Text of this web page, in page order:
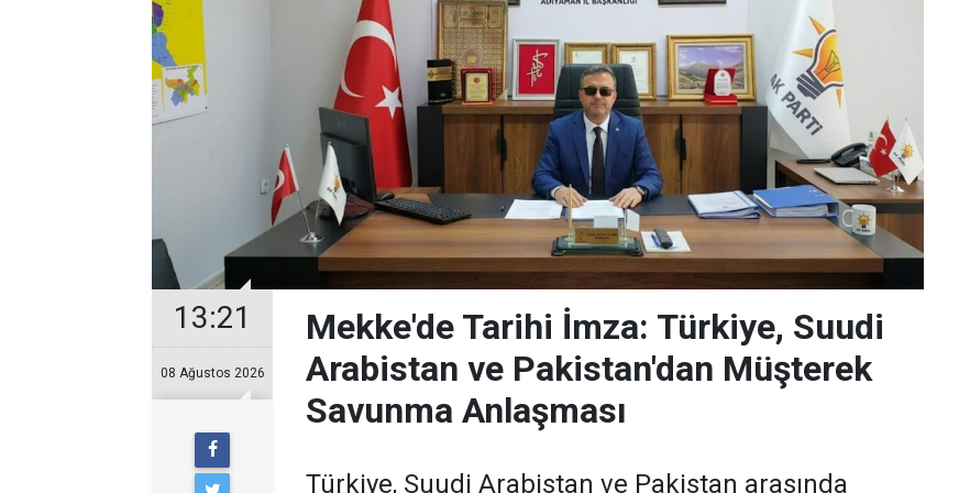
13:21
08 Ağustos 2026
Mekke'de Tarihi İmza: Türkiye, Suudi
Arabistan ve Pakistan'dan Müşterek
Savunma Anlaşması
Türkiye, Suudi Arabistan ve Pakistan arasında